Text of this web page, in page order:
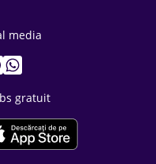
media
gratuit